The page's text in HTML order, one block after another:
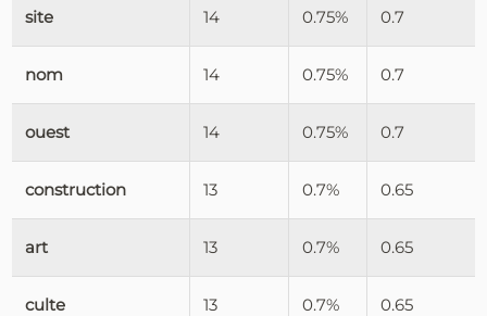
site 14 0.75% 0.7
nom 14 0.75% 0.7
ouest 14 0.75% 0.7
construction 13 0.7% 0.65
art 13 0.7% 0.65
culte 13 0.7% 0.65